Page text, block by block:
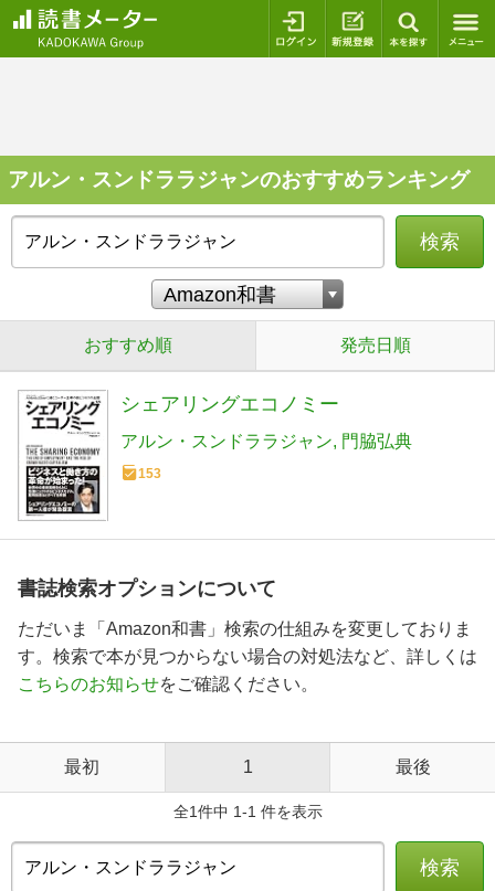
ログイン 新規登録
アルン・スンドララジャンのおすすめランキング
検索
おすすめ順 発売日順
シェアリングエコノミー
アルン・スンドララジャン 門脇弘典
153
書誌検索オプションについて
ただいま「Amazon和書」検索の仕組みを変更しておりま
す。検索で本が見つからない場合の対処法など、詳しくは
こちらのお知らせをご確認ください。
最初 1 最後
全1件中 1-1 件を表示
検索